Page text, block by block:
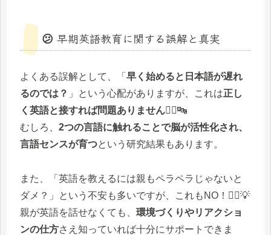
😕 早期英語教育に関する誤解と真実
よくある誤解として、「 早く始めると日本語が遅れ
るのでは？ 」という心配がありますが、これは正し
く英語と接すれば問題ありません🙅‍♀️🔤
むしろ、 2つの言語に触れることで脳が活性化され、
言語センスが育つという研究結果もあります。
また、「英語を教えるには親もペラペラじゃないと
ダメ？」という不安も多いですが、これもNO！🙆‍♂️💡
親が英語を話せなくても、 環境づくりやリアクショ
ンの仕方さえ知っていれば十分にサポートできま